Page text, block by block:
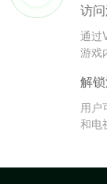
访
通过
游戏
解
用户
和电